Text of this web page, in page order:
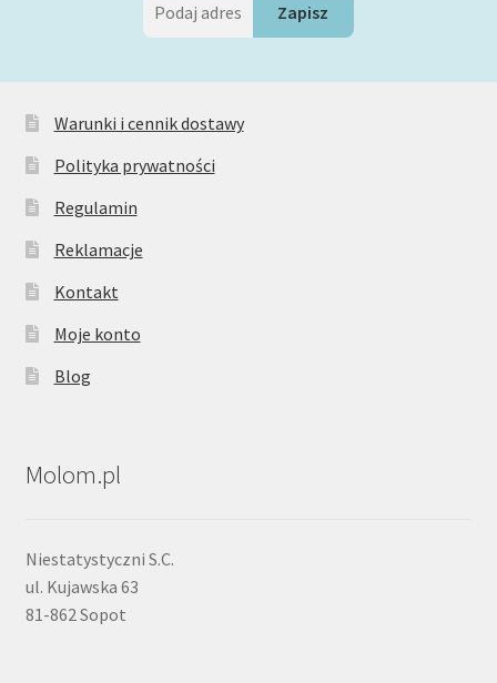
Warunki i cennik dostawy
Polityka prywatności
Regulamin
Reklamacje
Kontakt
Moje konto
Blog
Molom.pl
Niestatystyczni S.C.
ul. Kujawska 63
81-862 Sopot